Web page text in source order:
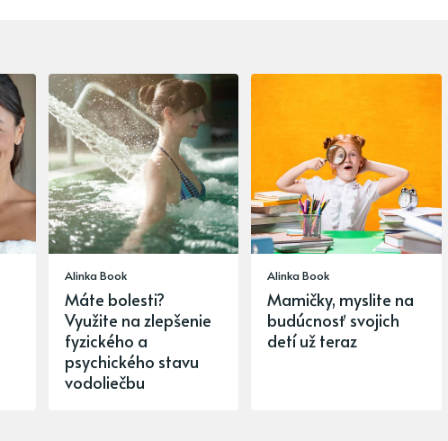
Alinka Book
Máte bolesti?
Využite na zlepšenie
fyzického a
psychického stavu
vodoliečbu
Alinka Book
Mamičky, myslite na
budúcnosť svojich
detí už teraz